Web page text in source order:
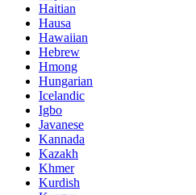
Haitian
Hausa
Hawaiian
Hebrew
Hmong
Hungarian
Icelandic
Igbo
Javanese
Kannada
Kazakh
Khmer
Kurdish